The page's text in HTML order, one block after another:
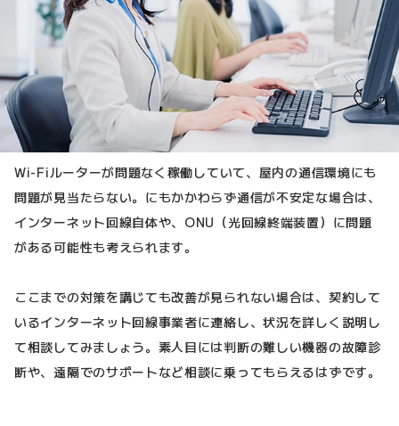
Wi-Fiルーターが問題なく稼働していて、屋内の通信環境にも
問題が見当たらない。にもかかわらず通信が不安定な場合は、
インターネット回線自体や、ONU（光回線終端装置）に問題
がある可能性も考えられます。
ここまでの対策を講じても改善が見られない場合は、契約して
いるインターネット回線事業者に連絡し、状況を詳しく説明し
て相談してみましょう。素人目には判断の難しい機器の故障診
断や、遠隔でのサポートなど相談に乗ってもらえるはずです。